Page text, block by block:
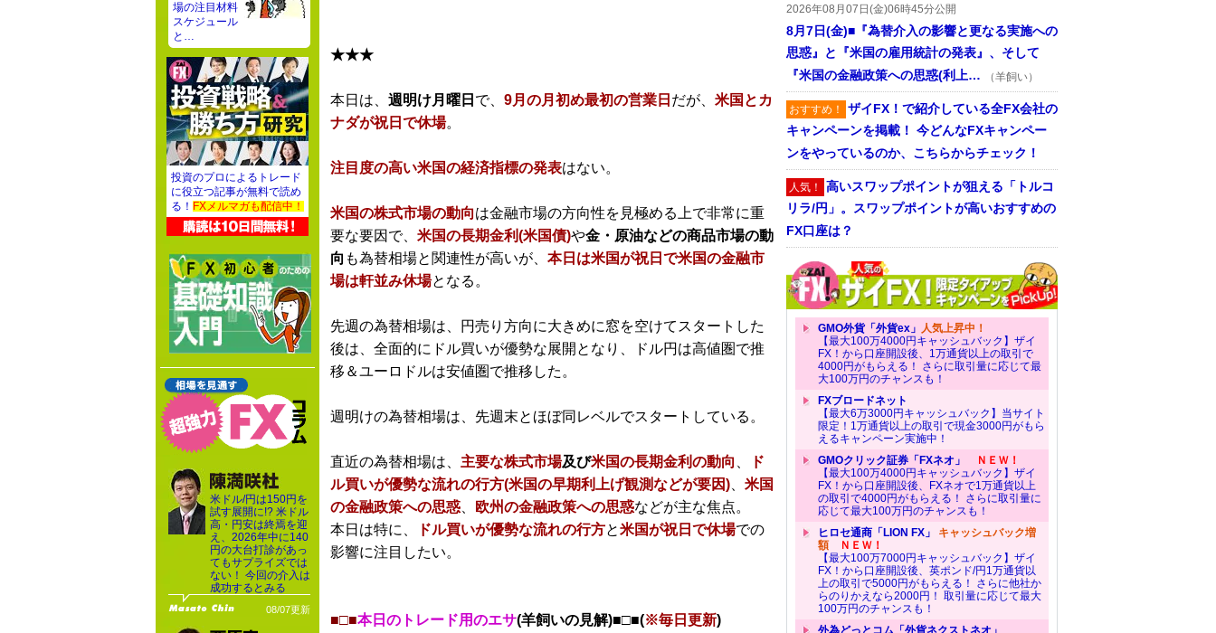
★★★
本日は、 週明け月曜日 で、 9月の月初め最初の営業日 だが、 米国とカ
ナダが祝日で休場。
注目度の高い米国の経済指標の発表はない。
米国の株式市場の動向は金融市場の方向性を見極める上で非常に重
要な要因で、 米国の長期金利(米国債)や金・原油などの商品市場の動
向 も為替相場と関連性が高いが、 本日は米国が祝日で米国の金融市
場は軒並み休場となる。
先週の為替相場は、円売り方向に大きめに窓を空けてスタートした
後は、全面的にドル買いが優勢な展開となり、ドル円は高値圏で推
移＆ユーロドルは安値圏で推移した。
週明けの為替相場は、先週末とほぼ同レベルでスタートしている。
直近の為替相場は、 主要な株式市場及び米国の長期金利の動向
ド
ル買いが優勢な流れの行方(米国の早期利上げ観測などが要因)
米国
の金融政策への思惑
欧州の金融政策への思惑などが主な焦点。
本日は特に、
ドル買いが優勢な流れの行方と米国が祝日で休場での
影響に注目したい。
■□■本日のトレード用のエサ(羊飼いの見解)■□■(※毎日更新)
2026年08月07日(金)06時45分公開
8月7日(金)■『為替介入の影響と更なる実施への
思惑』と『米国の雇用統計の発表』、そして
『米国の金融政策への思惑(利上…
（羊飼い）
おすすめ！ ザイFX！で紹介している全FX会社の
キャンペーンを掲載！ 今どんなFXキャンペー
ンをやっているのか、こちらからチェック！
人気！ 高いスワップポイントが狙える「トルコ
リラ/円」。スワップポイントが高いおすすめの
FX口座は？
GMO外貨「外貨ex」 人気上昇中！
【最大100万4000円キャッシュバック】ザイ
FX！から口座開設後、1万通貨以上の取引で
4000円がもらえる！ さらに取引量に応じて最
大100万円のチャンスも！
FXブロードネット
【最大6万3000円キャッシュバック】当サイト
限定！1万通貨以上の取引で現金3000円がもら
えるキャンペーン実施中！
GMOクリック証券「FXネオ」
ＮＥＷ！
【最大100万4000円キャッシュバック】ザイ
FX！から口座開設後、FXネオで1万通貨以上
の取引で4000円がもらえる！ さらに取引量に
応じて最大100万円のチャンスも！
ヒロセ通商「LION FX」 キャッシュバック増
額ＮＥＷ！
【最大100万7000円キャッシュバック】ザイ
FX！から口座開設後、英ポンド/円1万通貨以
上の取引で5000円がもらえる！ さらに他社か
らのりかえなら2000円！ 取引量に応じて最大
100万円のチャンスも！
外為どっとコム「外貨ネクストネオ」
場の注目材料
スケジュール
と…
投資のプロによるトレード
に役立つ記事が無料で読め
る！ FXメルマガも配信中！
米ドル/円は150円を
試す展開に!? 米ドル
高・円安は終焉を迎
え、2026年中に140
円の大台打診があっ
てもサプライズでは
ない！ 今回の介入は
成功するとみる
08/07更新